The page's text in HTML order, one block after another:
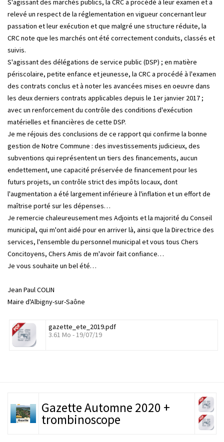
S'agissant des marchés publics, la CRC a procédé à leur examen et a
relevé un respect de la réglementation en vigueur concernant leur
passation et leur exécution et que malgré une structure réduite, la
CRC note que les marchés ont été correctement conduits, classés et
suivis.
S'agissant des délégations de service public (DSP) ; en matière
périscolaire, petite enfance et jeunesse, la CRC a procédé à l'examen
des contrats conclus et à noter les avancées mises en oeuvre dans
les deux derniers contrats applicables depuis le 1er janvier 2017 ;
avec un renforcement du contrôle des conditions d'exécution
matérielles et financières de cette DSP.
Je me réjouis des conclusions de ce rapport qui confirme la bonne
gestion de Notre Commune : des investissements judicieux, des
subventions qui représentent un tiers des financements, aucun
endettement, une capacité préservée de financement pour les
futurs projets, un contrôle strict des impôts locaux, dont
l'augmentation a été largement inférieure à l'inflation et un effort de
maîtrise porté sur les dépenses…
Je remercie chaleureusement mes Adjoints et la majorité du Conseil
municipal, qui m'ont aidé pour en arriver là, ainsi que la Directrice des
services, l'ensemble du personnel municipal et vous tous Chers
Concitoyens, Chers Amis de m'avoir fait confiance…
Je vous souhaite un bel été…
Jean Paul COLIN
Maire d'Albigny-sur-Saône
gazette_ete_2019.pdf
3.61 Mo - 19/07/19
Gazette Automne 2020 +
trombinoscope